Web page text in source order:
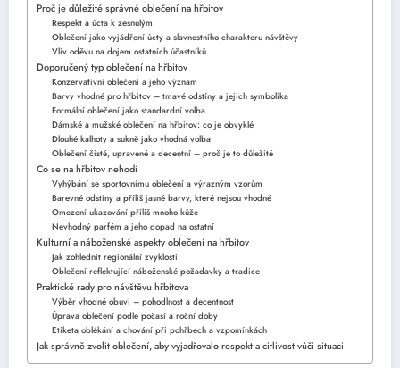
Proč je důležité správné oblečení na hřbitov
Respekt a úcta k zesnulým
Oblečení jako vyjádření úcty a slavnostního charakteru návštěvy
Vliv oděvu na dojem ostatních účastníků
Doporučený typ oblečení na hřbitov
Konzervativní oblečení a jeho význam
Barvy vhodné pro hřbitov – tmavé odstíny a jejich symbolika
Formální oblečení jako standardní volba
Dámské a mužské oblečení na hřbitov: co je obvyklé
Dlouhé kalhoty a sukně jako vhodná volba
Oblečení čisté, upravené a decentní – proč je to důležité
Co se na hřbitov nehodí
Vyhýbání se sportovnímu oblečení a výrazným vzorům
Barevné odstíny a příliš jasné barvy, které nejsou vhodné
Omezení ukazování příliš mnoho kůže
Nevhodný parfém a jeho dopad na ostatní
Kulturní a náboženské aspekty oblečení na hřbitov
Jak zohlednit regionální zvyklosti
Oblečení reflektující náboženské požadavky a tradice
Praktické rady pro návštěvu hřbitova
Výběr vhodné obuvi – pohodlnost a decentnost
Úprava oblečení podle počasí a roční doby
Etiketa oblékání a chování při pohřbech a vzpomínkách
Jak správně zvolit oblečení, aby vyjadřovalo respekt a citlivost vůči situaci